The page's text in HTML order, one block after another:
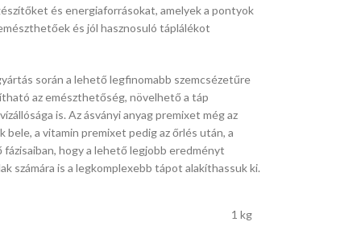
és energiaforrásokat, amelyek a pontyok
és jól hasznosuló táplálékot
során a lehető legfinomabb szemcsézetűre
az emészthetőség, növelhető a táp
is. Az ásványi anyag premixet még az
bele, a vitamin premixet pedig az őrlés után, a
fázisaiban, hogy a lehető legjobb eredményt
számára is a legkomplexebb tápot alakíthassuk ki.
1 kg